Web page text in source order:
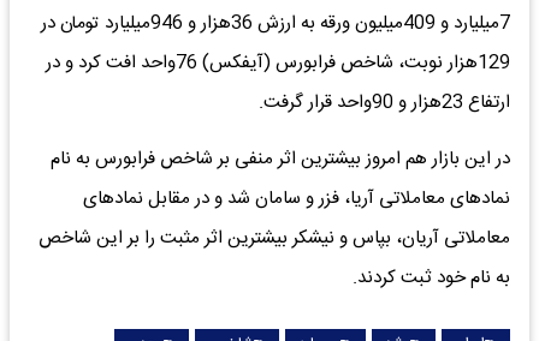
7میلیارد و 409میلیون ورقه به ارزش 36هزار و 946میلیارد تومان در
129هزار نوبت، شاخص فرابورس (آیفکس) 76واحد افت کرد و در
ارتفاع 23هزار و 90واحد قرار گرفت.
در این بازار هم امروز بیشترین اثر منفی بر شاخص فرابورس به نام
نمادهای معاملاتی آریا، فزر و سامان شد و در مقابل نمادهای
معاملاتی آریان، بپاس و نیشکر بیشترین اثر مثبت را بر این شاخص
به نام خود ثبت کردند.